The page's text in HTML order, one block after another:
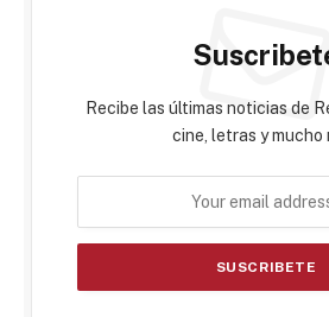
Recibe las últimas noticias de
cine, letras y mucho